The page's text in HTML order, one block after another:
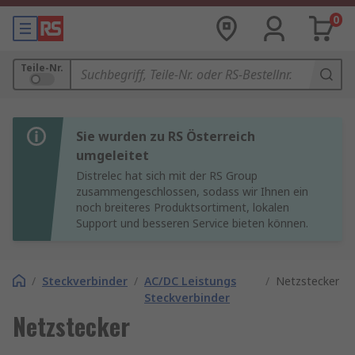
0
Teile-Nr.
Sie wurden zu RS Österreich
umgeleitet
Distrelec hat sich mit der RS Group
zusammengeschlossen, sodass wir Ihnen ein
noch breiteres Produktsortiment, lokalen
Support und besseren Service bieten können.
/ Steckverbinder / AC/DC Leistungs
Steckverbinder
/ Netzstecker
Netzstecker